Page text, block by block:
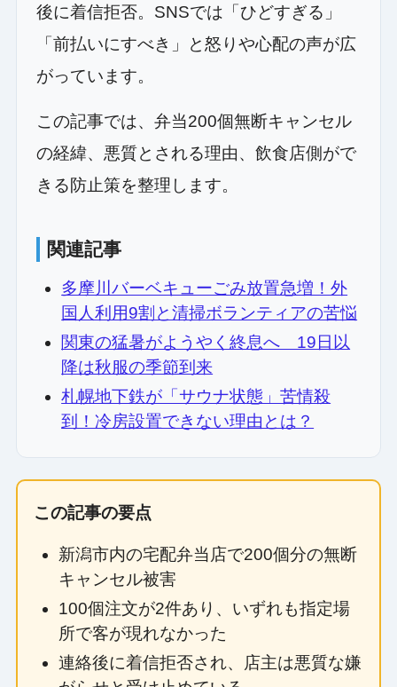
後に着信拒否。SNSでは「ひどすぎる」
「前払いにすべき」と怒りや心配の声が広
がっています。
この記事では、弁当200個無断キャンセル
の経緯、悪質とされる理由、飲食店側がで
きる防止策を整理します。
関連記事
多摩川バーベキューごみ放置急増！外
国人利用9割と清掃ボランティアの苦悩
関東の猛暑がようやく終息へ 19日以
降は秋服の季節到来
札幌地下鉄が「サウナ状態」苦情殺
到！冷房設置できない理由とは？
この記事の要点
新潟市内の宅配弁当店で200個分の無断
キャンセル被害
100個注文が2件あり、いずれも指定場
所で客が現れなかった
連絡後に着信拒否され、店主は悪質な嫌